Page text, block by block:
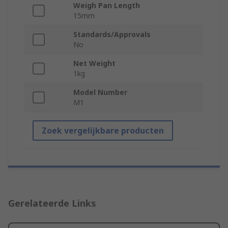
Weigh Pan Length
15mm
Standards/Approvals
No
Net Weight
1kg
Model Number
M1
Zoek vergelijkbare producten
Gerelateerde Links